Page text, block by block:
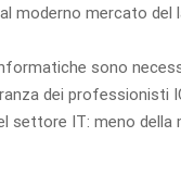
moderno mercato del
sono
dei professionisti
settore IT: meno della